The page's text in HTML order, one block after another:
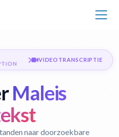
VIDEOTRANSCRIPTIE
Maleis
naar doorzoekbare